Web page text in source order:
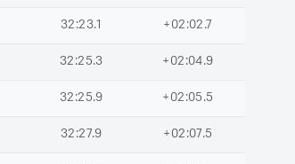
32:23.1 +02:02.7
32:25.3 +02:04.9
32:25.9 +02:05.5
32:27.9 +02:07.5